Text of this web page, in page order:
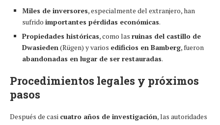
Miles de inversores, especialmente del extranjero, han
sufrido importantes pérdidas económicas.
Propiedades históricas, como las ruinas del castillo de
Dwasieden(Rügen) y varios edificios en Bamberg, fueron
abandonadas en lugar de ser restauradas.
Procedimientos legales y próximos
pasos
Después de casi cuatro años de investigación, las autoridades